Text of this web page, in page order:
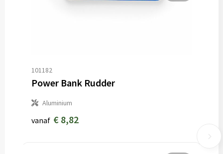
101182
Power Bank Rudder
Aluminium
vanaf € 8,82